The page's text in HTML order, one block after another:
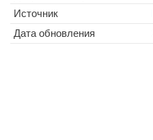
Источник
Дата обновления